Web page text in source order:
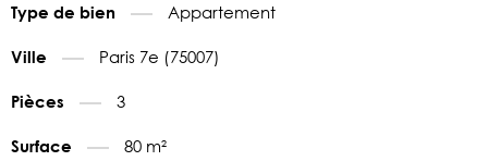
Type de bien Appartement
Ville Paris 7e (75007)
Pièces 3
Surface 80 m²